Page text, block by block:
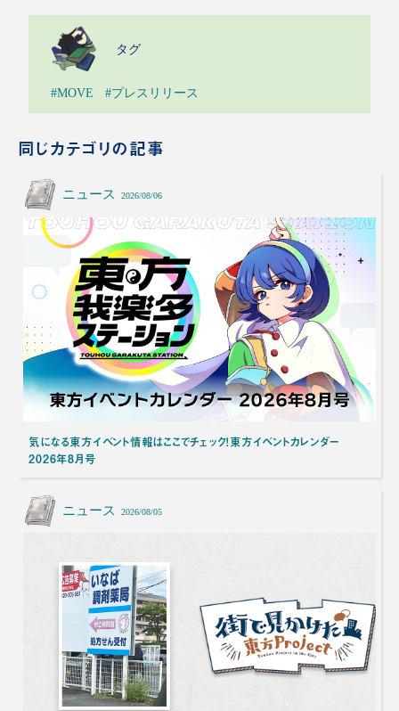
タグ
#MOVE #プレスリリース
同じカテゴリの記事
ニュース 2026/08/06
気になる東方イベント情報はここでチェック！東方イベントカレンダー
2026年8月号
ニュース 2026/08/05